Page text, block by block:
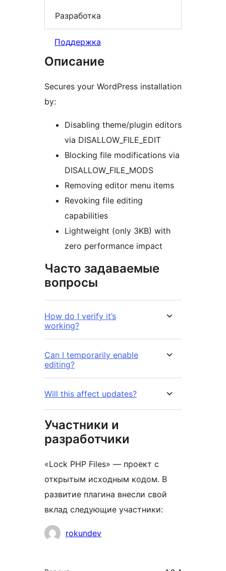
Разработка
Поддержка
Описание
Secures your WordPress installation
by:
Disabling theme/plugin editors
via DISALLOW_FILE_EDIT
Blocking file modifications via
DISALLOW_FILE_MODS
Removing editor menu items
Revoking file editing
capabilities
Lightweight (only 3KB) with
zero performance impact
Часто задаваемые
вопросы
How do I verify it’s
working?
Can I temporarily enable
editing?
Will this affect updates?
Участники и
разработчики
«Lock PHP Files» — проект с
открытым исходным кодом. В
развитие плагина внесли свой
вклад следующие участники:
Участники
rokundev
Мета